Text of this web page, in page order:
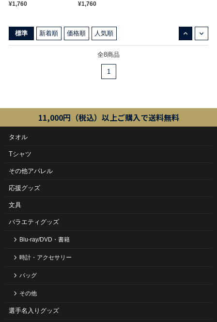
¥1,760
¥1,760
標準 新着順 価格順 人気順
全8商品
1
11,000円（税込）以上ご購入で送料無料
タオル
Tシャツ
その他アパレル
応援グッズ
文具
バラエティグッズ
Blu-ray/DVD・書籍
時計・アクセサリー
バッグ
その他
選手名入りグッズ